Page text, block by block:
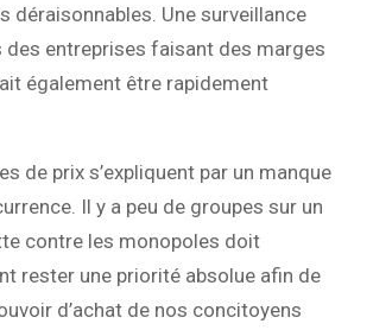
déraisonnables. Une surveillance
des entreprises faisant des marges
également être rapidement
de prix s’expliquent par un manque
Il y a peu de groupes sur un
contre les monopoles doit
rester une priorité absolue afin de
d’achat de nos concitoyens